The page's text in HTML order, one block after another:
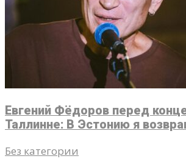
Евгений Фёдоров перед
Таллинне: В Эстонию я
Без категории